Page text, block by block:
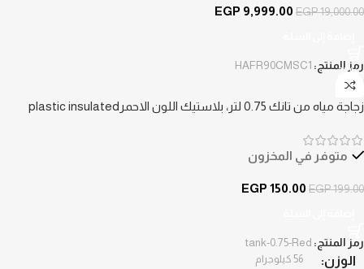
EGP19,000.00
EGP 9,999.00
رمز المنتج: HAFR90CMSC1 -25%
زجاجة مياه من تانك 0.75 لتر، بلاستيك اللون الاحمرplastic insulated
متوفر في المخزون
EGP199.00
EGP 150.00
رمز المنتج: tank-0.75-Red
الوزن 56 كيلوجرام